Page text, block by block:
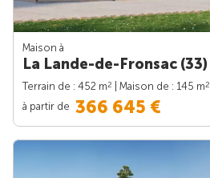
Maison à
La Lande-de-Fronsac (33)
Terrain de : 452 m2 | Maison de : 145 m2
à partir de 366 645 €